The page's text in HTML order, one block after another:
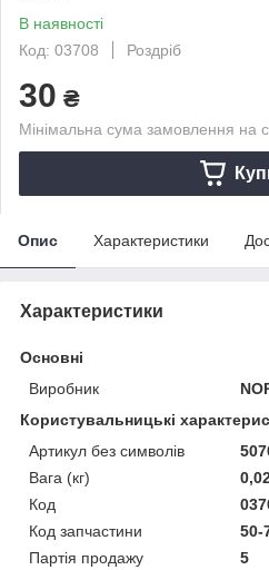
В наявності
Код: 03708
Роздріб
30 ₴
Мінімальна сума замовлення на
Опис Характеристики
Характеристики
Основні
Виробник
Користувальницькі
Артикул без символів
Вага (кг)
Код
Код запчастини
50-
Партія продажу
5